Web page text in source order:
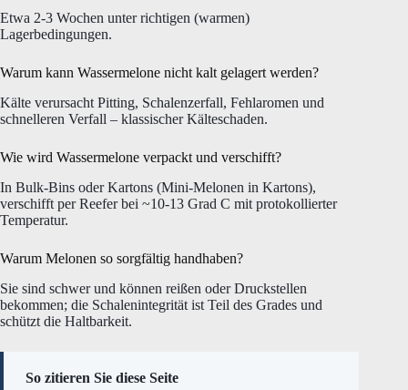
Etwa 2-3 Wochen unter richtigen (warmen)
Lagerbedingungen.
Warum kann Wassermelone nicht kalt gelagert werden?
Kälte verursacht Pitting, Schalenzerfall, Fehlaromen und
schnelleren Verfall – klassischer Kälteschaden.
Wie wird Wassermelone verpackt und verschifft?
In Bulk-Bins oder Kartons (Mini-Melonen in Kartons),
verschifft per Reefer bei ~10-13 Grad C mit protokollierter
Temperatur.
Warum Melonen so sorgfältig handhaben?
Sie sind schwer und können reißen oder Druckstellen
bekommen; die Schalenintegrität ist Teil des Grades und
schützt die Haltbarkeit.
So zitieren Sie diese Seite